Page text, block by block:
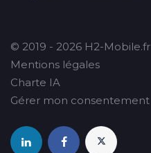
© 2019 - 2026 H2-Mobile.fr
Mentions légales
Charte IA
Gérer mon consentement